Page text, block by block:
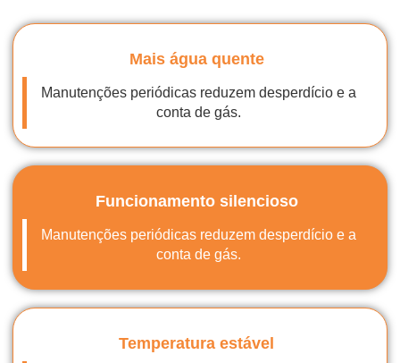
Mais água quente
Manutenções periódicas reduzem desperdício e a
conta de gás.
Funcionamento silencioso
Manutenções periódicas reduzem desperdício e a
conta de gás.
Temperatura estável